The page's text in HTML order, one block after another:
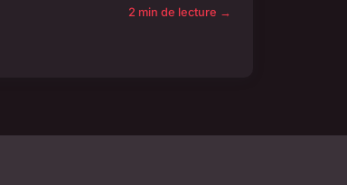
2 min de lecture →